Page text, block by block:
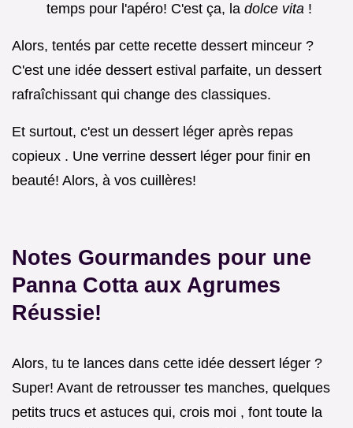
temps pour l'apéro! C'est ça, la dolce vita !
Alors, tentés par cette recette dessert minceur ?
C'est une idée dessert estival parfaite, un dessert
rafraîchissant qui change des classiques.
Et surtout, c'est un dessert léger après repas
copieux . Une verrine dessert léger pour finir en
beauté! Alors, à vos cuillères!
Notes Gourmandes pour une
Panna Cotta aux Agrumes
Réussie!
Alors, tu te lances dans cette idée dessert léger ?
Super! Avant de retrousser tes manches, quelques
petits trucs et astuces qui, crois moi , font toute la